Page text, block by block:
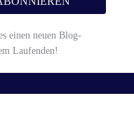
einen neuen Blog-
Laufenden!